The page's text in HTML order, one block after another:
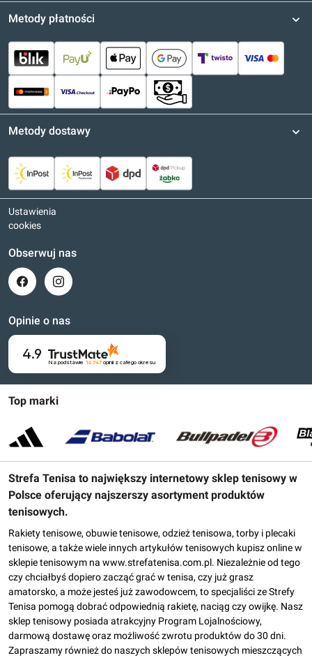
Top marki
Strefa Tenisa to największy internetowy sklep tenisowy w
Polsce oferujący najszerszy asortyment produktów
tenisowych.
Rakiety tenisowe, obuwie tenisowe, odzież tenisowa, torby i plecaki
tenisowe, a także wiele innych artykułów tenisowych kupisz online w
sklepie tenisowym na www.strefatenisa.com.pl. Niezależnie od tego
czy chciałbyś dopiero zacząć grać w tenisa, czy już grasz
amatorsko, a może jesteś już zawodowcem, to specjaliści ze Strefy
Tenisa pomogą dobrać odpowiednią rakietę, naciąg czy owijkę. Nasz
sklep tenisowy posiada atrakcyjny Program Lojalnościowy,
darmową dostawę oraz możliwość zwrotu produktów do 30 dni.
Zapraszamy również do naszych sklepów tenisowych mieszczących
Metody płatności
Metody dostawy
Ustawienia
cookies
Obserwuj nas
Opinie o nas
4.9
Na podstawie 16 747opinii z całego okresu